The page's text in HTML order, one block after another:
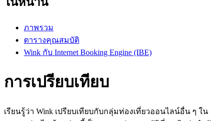
ภาพรวม
ตารางคุณสมบัติ
Wink กับ Internet Booking Engine (IBE)
การเปรียบเทียบ
เรียนรู้ว่า Wink เปรียบเทียบกับกลุ่มท่องเที่ยวออนไลน์อื่น ๆ ใน